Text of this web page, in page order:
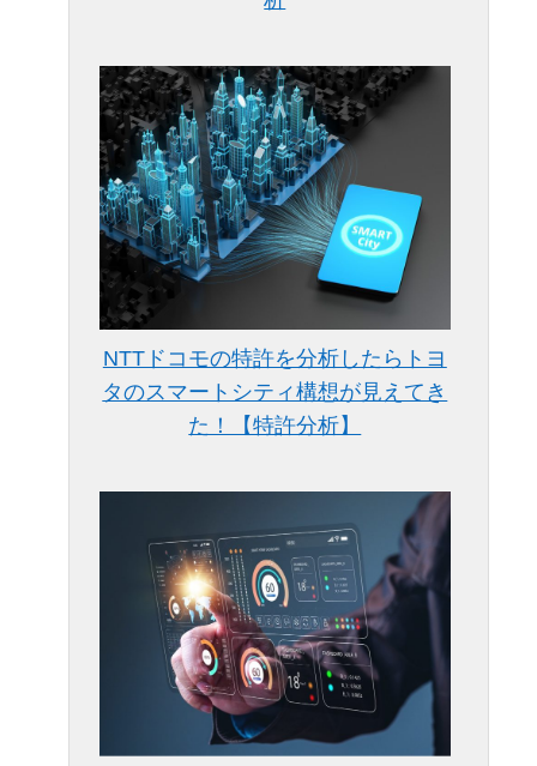
NTTドコモの特許を分析したらトヨ
タのスマートシティ構想が見えてき
た！【特許分析】